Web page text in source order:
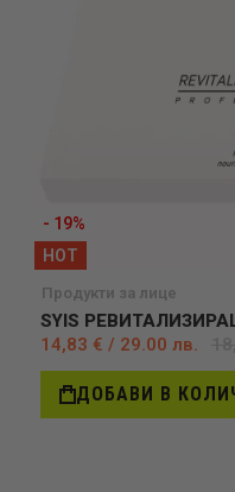
- 19%
HOT
Продукти за лице
SYIS
14,83 € / 29.00 лв.
ДОБАВИ В